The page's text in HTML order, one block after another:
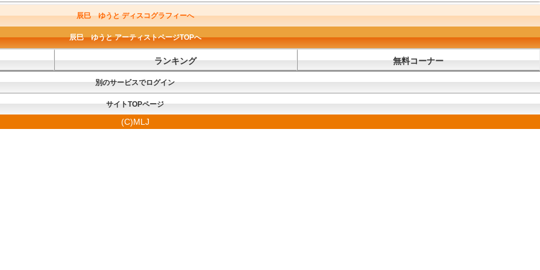
辰巳 ゆうと ディスコグラフィーへ
辰巳 ゆうと アーティストページTOPへ
ランキング 無料コーナー
別のサービスでログイン
サイトTOPページ
(C)MLJ